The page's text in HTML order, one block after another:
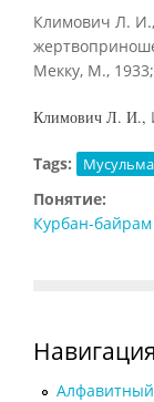
Климович Л.
Мекку, М., 1933;
Климович Л. И.,
Tags:
Понятие:
Курбан-байрам
Навигация